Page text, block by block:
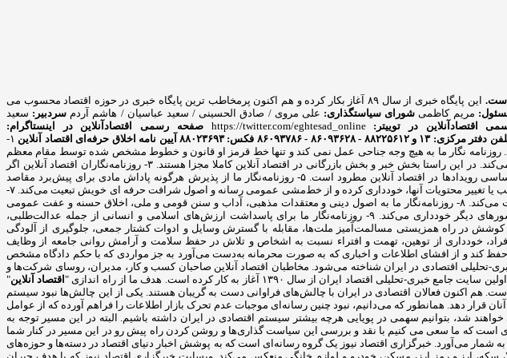
این پایگاه خبری از سال ۸۹ آغاز بکار کرده و هم اکنون پرمخاطب ترین پایگاه خبری در حوزه اقتصاد محسوب می
مریم کاظمی شورای سیاستگذاری: علی مروی / صادق الحسینی / سعید عباسیان / هاشم آردم سردبیر: سعید
اقتصادآنلاین در توییتر:https://twitter.com/eghtesad_online
صفحه رسمی اقتصادآنلاین در اینستاگرام:
دفتر مرکزی: ۱۳ و ۸۸۲۲۵۶۱۲ - ۸۶۰۹۳۶۲۸ - ۸۶۰۹۳۷۸۶ فکس: ۸۸۰۲۳۶۹۳ آیین نامه اخلاق حرفه‌ای اقتصاد آنلاین
۱-
روزنامه نگار ما به هیچ وجه جناحی عمل نمی کند و تنها خط قرمز او قانون و خطوط مشخص شده توسط مقام معظم
رهبری است. ۲- روزنامه‌نگاری یک خدمت اجتماعی است، نه یک فعالیت بازرگانی و روزنامه‌نگار همواره براساس وجدان اخلاق عمل می‌کند. در این راستا بخش خبر و بخش بازرگانی در اقتصاد آنلاین کاملا مجزا هستند. ۳- روزنامه‌نگاران اقتصاد آنلاین اگر
اخباری را از منبعی دیگر منتشر کنند، حتما منبع را ذکر می کنند. ۴- سرقت ادبی، مخدوش ساختن متن‌ها و سندها و حذف اطلاعات اساسی رویدادها در اقتصاد آنلاین مطرود است. ۵- روزنامه‌نگار ما از پذیرش هرگونه پاداش مادی برای پیش‌برد مقاصد
خصوصی مغایر با مصالح عمومی، خودداری می‌کند. ۶- اقتصاد آنلاین و روزنامه نگارانش از قبول هرگونه فشار و تهدید برای انتشار مطالب یا تغییر محتویات آنها، خودداری کرده و از خط‌مشی عمومی رسانه و اصول شرافت حرفه ای خویش تبعیت می‌کند. ۷-
روزنامه‌نگار ما با احترام به استقلال و حاکمیت ملی، نظم و امنیت عمومی و مصالح همگانی از اصول شرافت حرفه‌ای خویشتن تبعیت می‌کند. ۸- روزنامه‌نگار ما به اصول دینی و معتقدات مذهبی، آداب و سنن قومی و ملی، اخلاق حسنه و عفت عمومی
احترام می‌گذارد و از گرایش به تبعیض خصومت آمیز در این زمینه‌ها و همچنین تشویق و تحریک به جنگ تجاوزکارانه نسبت به کشورهای دیگر خودداری می‌کند. ۹- روزنامه‌نگار ما برای پاسداشت ارزش‌های اسلامی و انسانی از جمله عدالت‌طلبی،
صلح و امنیت بشر، استقلال و پیشرفت فرهنگی، اجتماعی و اقتصادی ملت‌ها و فرهنگ‌ها، احترام خاص قائل است. ۱۰- کوشش در راه همزیستی مسالمت‌آمیز ملت‌ها، مقابله با گسترش وسایل و ادوات کشتار جمعی، جلوگیری از آلودگی
است. ۱۱- احترام به حیثیت شخصی و حریم خصوصی افراد، خودداری از توهین، تهمت و افتراء نسبت به اشخاص و تلاش در حفظ سلامت و آرامش روانی جامعه از وظایف
حرفه‌ای خود را حفظ کند و از افشای اطلاعات و اخباری که به صورت محرمانه به‌دست می‌آورد به جز مواردی که با حکم دادگاه مشخص
وب‌سایت خبری-تحلیلی اقتصادی در ایران شناخته می‌شود. مخاطبان اقتصاد آنلاین صاحبان کسب و کار، مدیران، روسای شرکت‌ها و
ایران از سال ۱۳۹۰ آغاز به کار کرده است. هدف ما از راه اندازی "
اقتصاد آنلاین"
هم اکنون فعالان اقتصادی در ایران با چالش‌های فراوانی دست به گریبان هستند. یکی از این چالش‌ها نبود سیستم
دهد. همانطور که می‌دانیم، نبود چنین رسانه‌ای موجبات عدم تحرک بازار اطلاعات را فراهم آورده که از عوامل
شد، بتوانیم سهمی در پویایی هرچه بیشتر سیستم اقتصادی در ایران داشته باشیم. البته در این مسیر توجه به
است که ما سعی می کنیم با نقد و بررسی این سیاست گذاری‌ها و روشن کردن راه پیش رو در این مسیر در کنار شما
می‌آورد. خبرگزاری اقتصاد نیوز یک گروه رسانه‌ای است که به پوشش اخبار دنیای اقتصاد در دسته‌ها و حوزه‌های
سکه، ارز و رمز ارز، مسکن، خودرو و لوازم خانگی منعکس می‌کند. وبسایت خبرگزاری اقتصاد نیوز که با هدف جبران